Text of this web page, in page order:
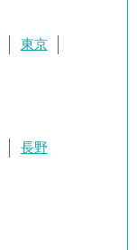
東京
長野